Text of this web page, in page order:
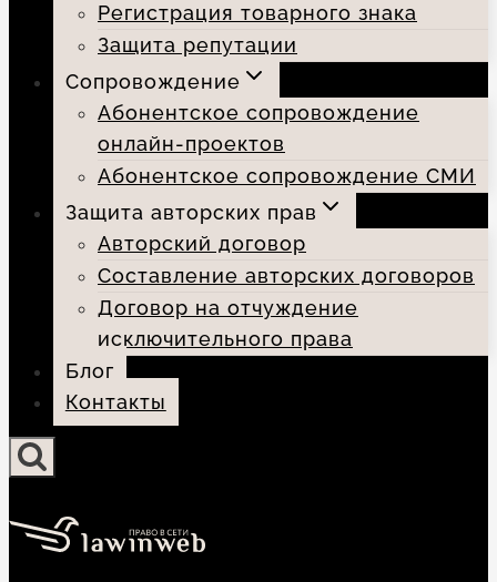
Регистрация товарного знака
Защита репутации
Сопровождение
Абонентское сопровождение
онлайн-проектов
Абонентское сопровождение СМИ
Защита авторских прав
Авторский договор
Составление авторских договоров
Договор на отчуждение
исключительного права
Блог
Контакты